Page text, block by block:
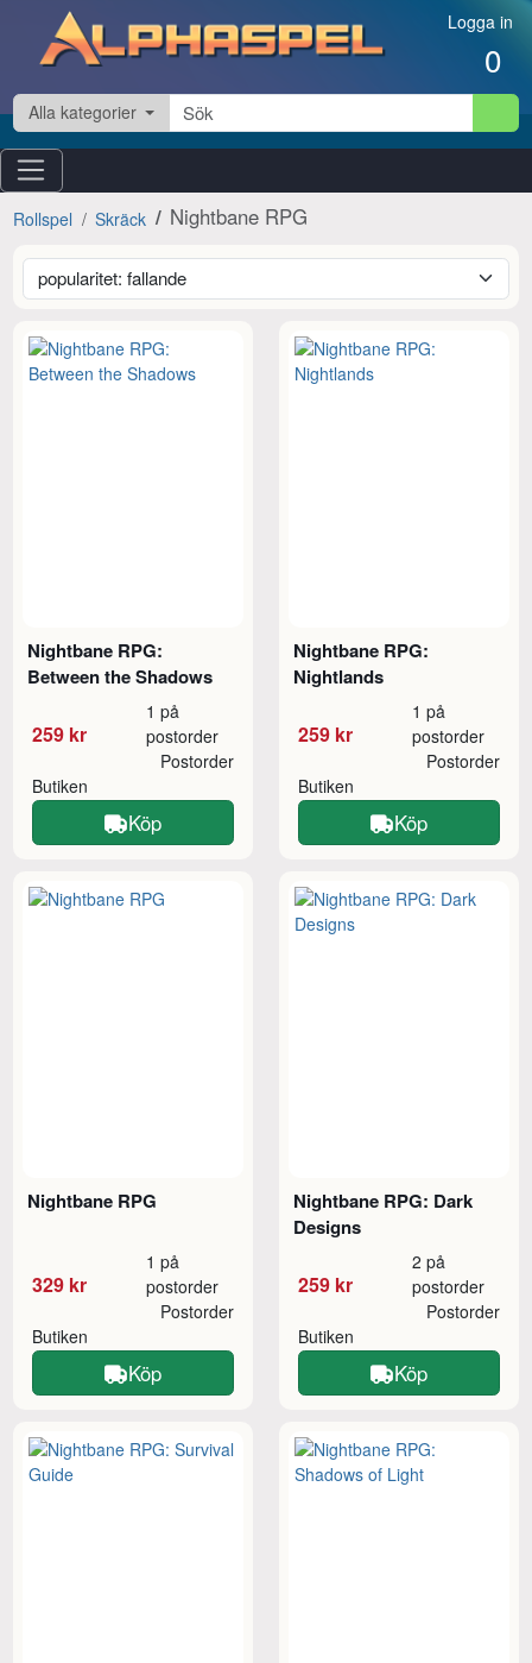
Hoppa till innehåll Logga in
0
Alla kategorier
Rollspel Skräck Nightbane RPG
Nightbane RPG:
Between the Shadows
259 kr
1 på
postorder
Butiken
Postorder
Köp
Nightbane RPG:
Nightlands
259 kr
1 på
postorder
Butiken
Postorder
Köp
Nightbane RPG
329 kr
1 på
postorder
Butiken
Postorder
Köp
Nightbane RPG: Dark
Designs
259 kr
2 på
postorder
Butiken
Postorder
Köp